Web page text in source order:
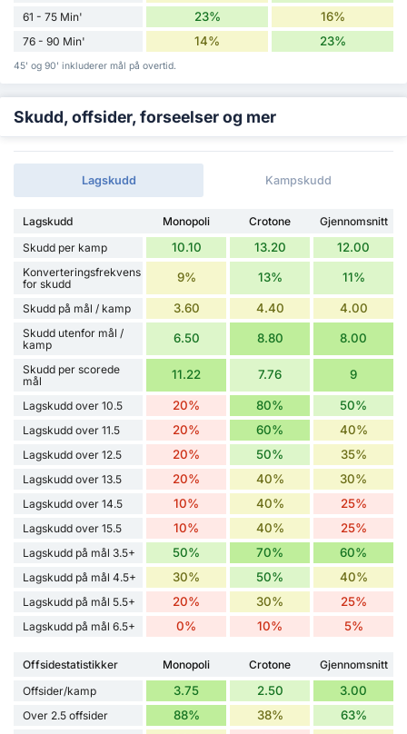
61 - 75 Min' 23% 16%
76 - 90 Min' 14% 23%
45' og 90' inkluderer mål på overtid.
Skudd, offsider, forseelser og mer
Lagskudd Kampskudd
Lagskudd Monopoli Crotone
Gjennomsnitt
Skudd per kamp
10.10 13.20 12.00
Konverteringsfrekvens
for skudd
9% 13% 11%
Skudd på mål / kamp 3.60 4.40 4.00
Skudd utenfor mål /
kamp
6.50 8.80 8.00
Skudd per scorede
mål
11.22 7.76 9
Lagskudd over 10.5 20% 80% 50%
Lagskudd over 11.5 20% 60% 40%
Lagskudd over 12.5 20% 50% 35%
Lagskudd over 13.5 20% 40% 30%
Lagskudd over 14.5 10% 40% 25%
Lagskudd over 15.5 10% 40% 25%
Lagskudd på mål 3.5+ 50% 70% 60%
Lagskudd på mål 4.5+ 30% 50% 40%
Lagskudd på mål 5.5+ 20% 30% 25%
Lagskudd på mål 6.5+ 0% 10% 5%
Offsidestatistikker Monopoli Crotone
Gjennomsnitt
Offsider/kamp
3.75 2.50 3.00
Over 2.5 offsider 88% 38% 63%